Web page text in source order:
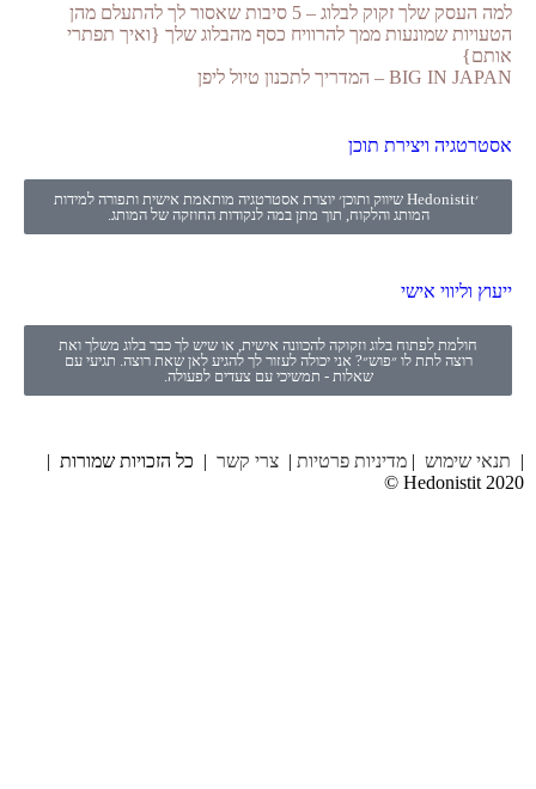
למה העסק שלך זקוק לבלוג – 5 סיבות שאסור לך להתעלם מהן
הטעויות שמונעות ממך להרוויח כסף מהבלוג שלך {ואיך תפתרי
אותם}
BIG IN JAPAN – המדריך לתכנון טיול ליפן
אסטרטגיה ויצירת תוכן
׳Hedonistit שיווק ותוכן׳ יוצרת אסטרטגיה מותאמת אישית ותפורה למידות
המותג והלקוח, תוך מתן במה לנקודות החוזקה של המותג.
ייעוץ וליווי אישי
חולמת לפתוח בלוג וזקוקה להכוונה אישית, או שיש לך כבר בלוג משלך ואת
רוצה לתת לו ״פוש״? אני יכולה לעזור לך להגיע לאן שאת רוצה. תגיעי עם
שאלות - תמשיכי עם צעדים לפעולה.
| תנאי שימוש | מדיניות פרטיות | צרי קשר | כל הזכויות שמורות |
Hedonistit 2020 ©